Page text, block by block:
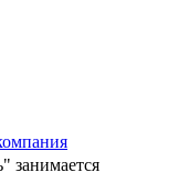
занимается